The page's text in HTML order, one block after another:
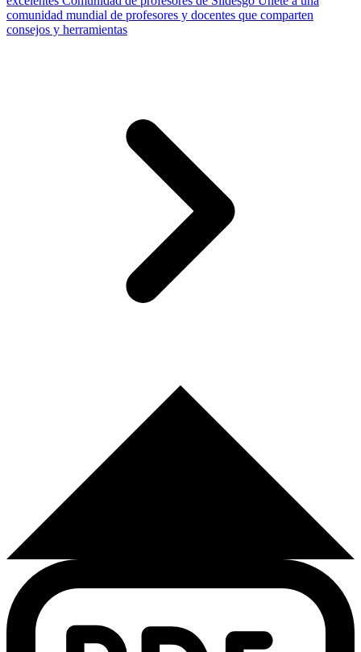
comunidad mundial de profesores y docentes que comparten
consejos y herramientas